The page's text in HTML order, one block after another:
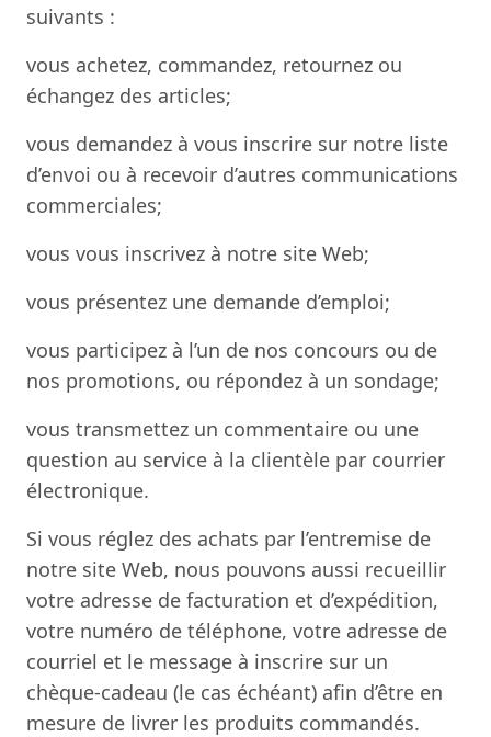
suivants :
vous achetez, commandez, retournez ou
échangez des articles;
vous demandez à vous inscrire sur notre liste
d’envoi ou à recevoir d’autres communications
commerciales;
vous vous inscrivez à notre site Web;
vous présentez une demande d’emploi;
vous participez à l’un de nos concours ou de
nos promotions, ou répondez à un sondage;
vous transmettez un commentaire ou une
question au service à la clientèle par courrier
électronique.
Si vous réglez des achats par l’entremise de
notre site Web, nous pouvons aussi recueillir
votre adresse de facturation et d’expédition,
votre numéro de téléphone, votre adresse de
courriel et le message à inscrire sur un
chèque-cadeau (le cas échéant) afin d’être en
mesure de livrer les produits commandés.